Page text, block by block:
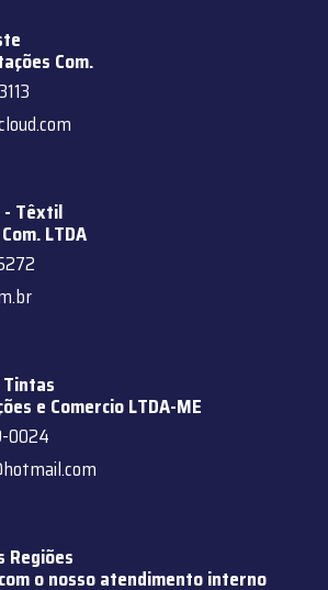
Com.
- Têxtil
LTDA
e Comercio LTDA-ME
0024
Regiões
o nosso atendimento interno